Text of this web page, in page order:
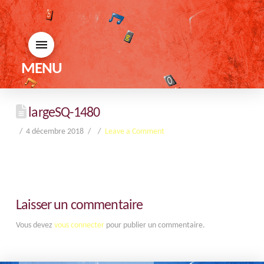
MENU
largeSQ-1480
4 décembre 2018 Leave a Comment
Laisser un commentaire
Vous devez vous connecterpour publier un commentaire.